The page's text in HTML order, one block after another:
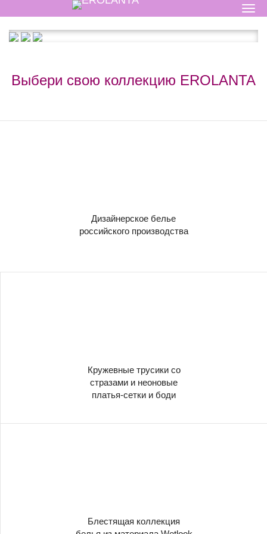
Выбери свою коллекцию EROLANTA
Дизайнерское белье
российского производства
Кружевные трусики со
стразами и неоновые
платья-сетки и боди
Блестящая коллекция